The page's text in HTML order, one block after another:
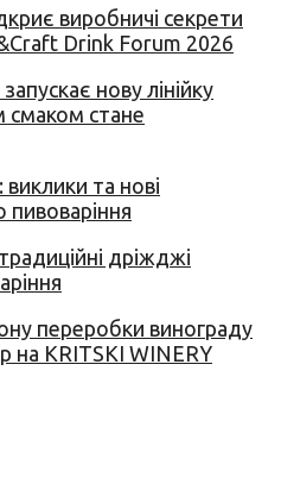
виробничі секрети
Drink Forum 2026
нову лінійку
смаком стане
та нові
пивоваріння
дріжджі
переробки винограду
на KRITSKI WINERY